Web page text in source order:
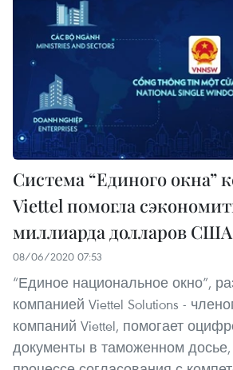
Система “Единого окна”
Viettel помогла
миллиарда долларов США
08/06/2020 07:53
“Единое национальное окно”,
компанией Viettel Solutions -
компаний Viettel, помогает
документы в таможенном досье,